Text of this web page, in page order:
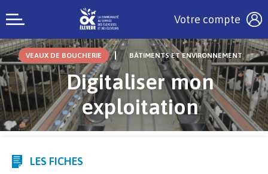
Votre compte
VEAUX DE BOUCHERIE BÂTIMENTS ET ENVIRONNEMENT
Digitaliser mon
exploitation
LES FICHES